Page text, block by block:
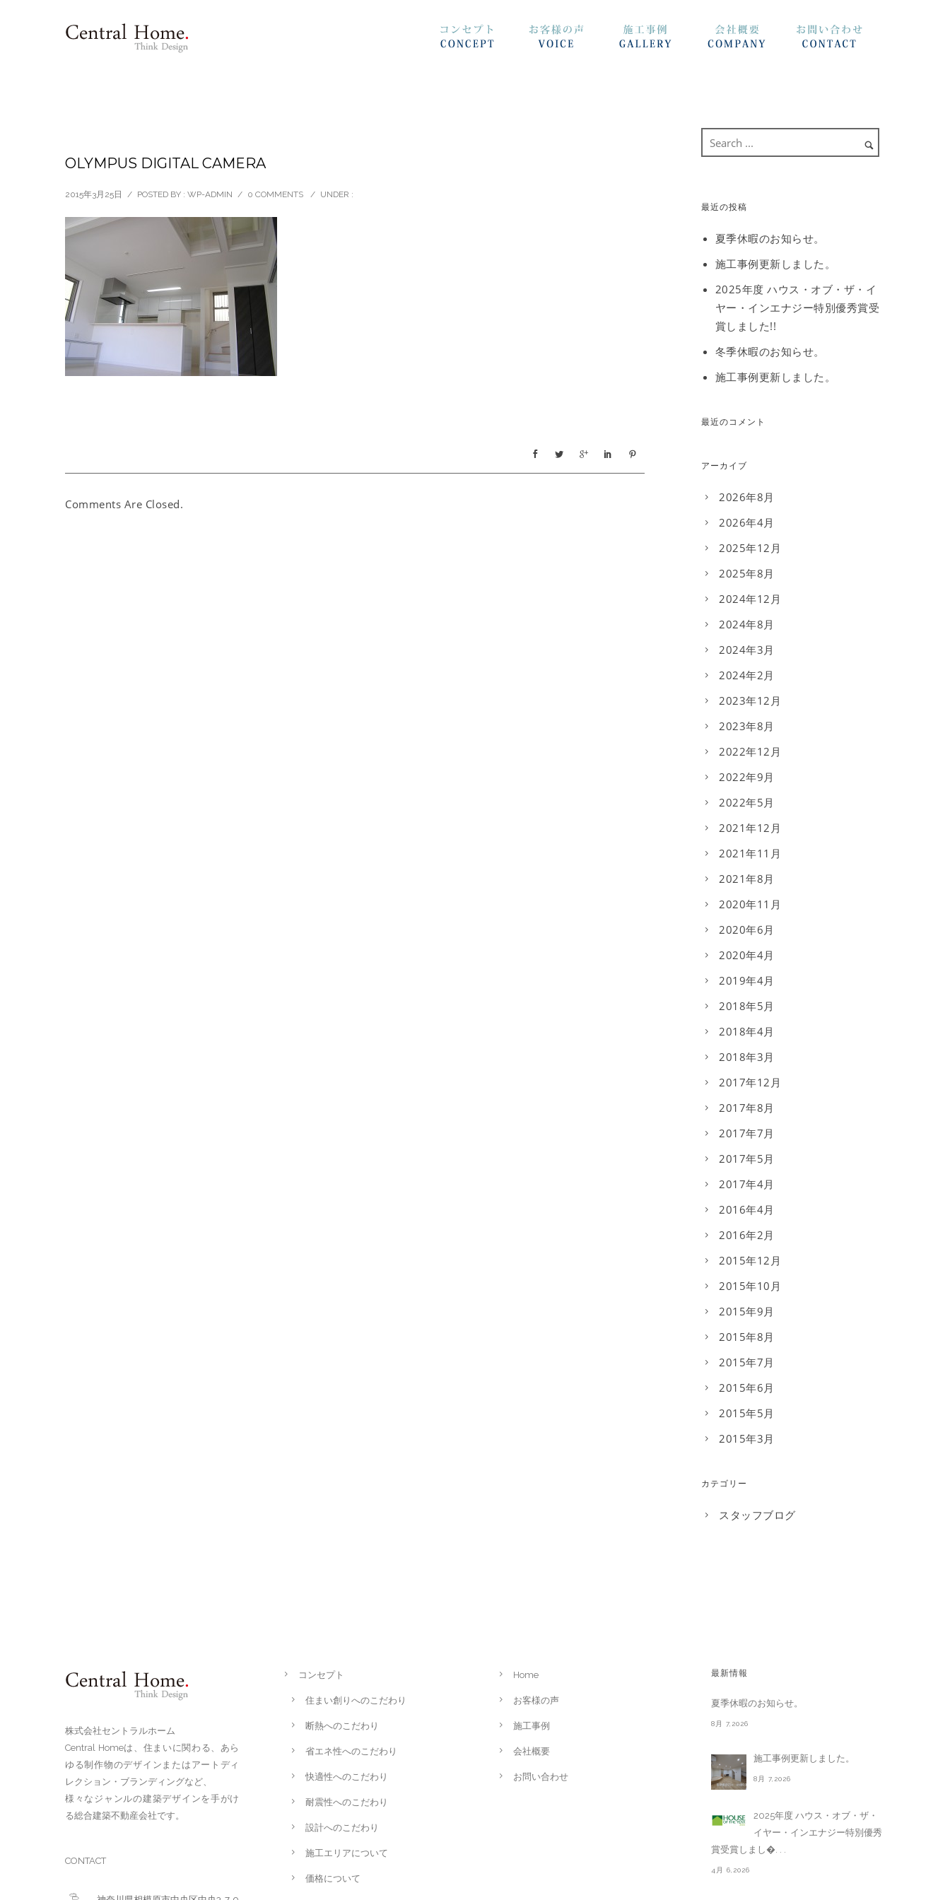
OLYMPUS DIGITAL CAMERA
2015年3月25日 / POSTED BY : WP-ADMIN / 0 COMMENTS / UNDER :
Comments Are Closed.
最近の投稿
夏季休暇のお知らせ。
施工事例更新しました。
2025年度 ハウス・オブ・ザ・イ
ヤー・インエナジー特別優秀賞受
賞しました!!
冬季休暇のお知らせ。
施工事例更新しました。
最近のコメント
アーカイブ
2026年8月
2026年4月
2025年12月
2025年8月
2024年12月
2024年8月
2024年3月
2024年2月
2023年12月
2023年8月
2022年12月
2022年9月
2022年5月
2021年12月
2021年11月
2021年8月
2020年11月
2020年6月
2020年4月
2019年4月
2018年5月
2018年4月
2018年3月
2017年12月
2017年8月
2017年7月
2017年5月
2017年4月
2016年4月
2016年2月
2015年12月
2015年10月
2015年9月
2015年8月
2015年7月
2015年6月
2015年5月
2015年3月
カテゴリー
スタッフブログ
株式会社セントラルホーム
Central Homeは、住まいに関わる、あら
ゆる制作物のデザインまたはアートディ
レクション・ブランディングなど、
様々なジャンルの建築デザインを手がけ
る総合建築不動産会社です。
CONTACT
コンセプト
住まい創りへのこだわり
断熱へのこだわり
省エネ性へのこだわり
快適性へのこだわり
耐震性へのこだわり
設計へのこだわり
施工エリアについて
価格について
Home
お客様の声
施工事例
会社概要
お問い合わせ
最新情報
夏季休暇のお知らせ。
8月 7,2026
施工事例更新しました。
8月 7,2026
2025年度 ハウス・オブ・ザ・
イヤー・インエナジー特別優秀
賞受賞しまし�. . .
4月 6,2026